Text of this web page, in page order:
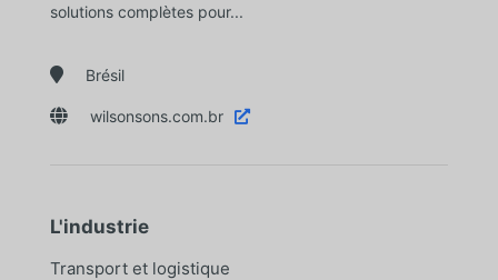
solutions complètes pour...
 Brésil
 wilsonsons.com.br 
L'industrie
Transport et logistique